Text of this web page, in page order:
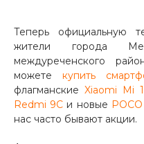
Теперь официальную
жители города
междуреченского
можете купить
флагманскиеXiaomi Mi
Redmi 9C и новые
нас часто бывают акции.